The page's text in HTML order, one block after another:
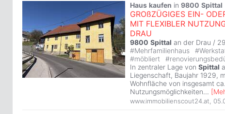
Haus kaufen in 9800 Spittal
GROßZÜGIGES EIN-
MIT FLEXIBLER
DRAU
9800 Spittal an der Drau /
#Mehrfamilienhaus #
#möbliert #
In zentraler Lage von Spittal
Liegenschaft, Baujahr 1929,
Wohnfläche von insgesamt
Nutzungsmöglichkeiten... [
www.immobilienscout24.at